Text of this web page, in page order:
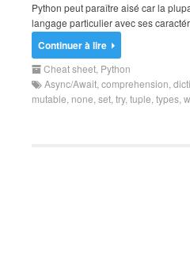
Python peut paraître aisé car la
langage particulier avec ses
Continuer à lire
Cheat sheet Python
Async/Await comprehension
mutable none set try, tuple types